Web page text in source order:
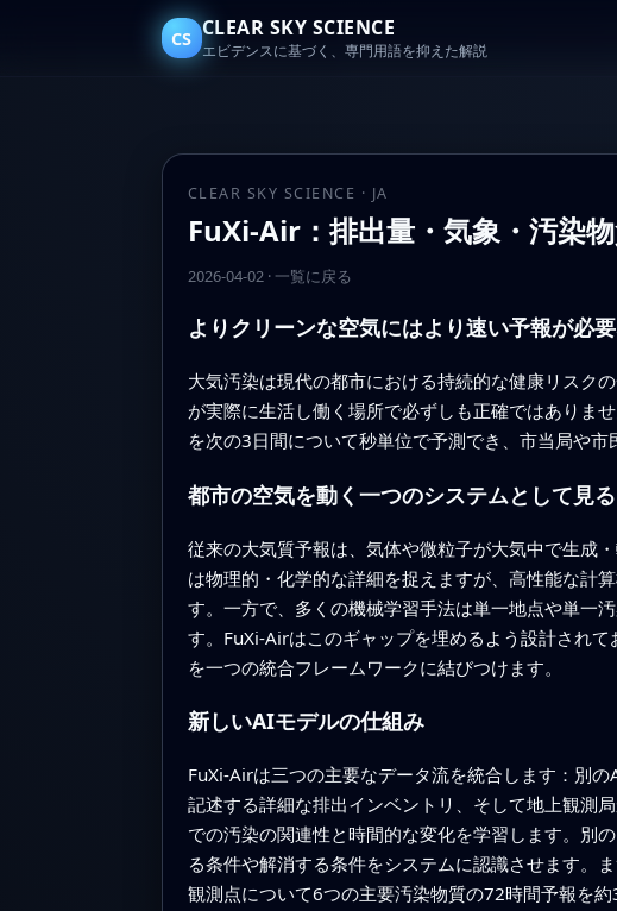
CS CLEAR SKY SCIENCE
エビデンスに基づく、専門用語を抑えた解説
CLEAR SKY SCIENCE · JA
FuXi‑Air：排出量・気象・汚染
2026-04-02· 一覧に戻る
よりクリーンな空気にはより速い予報が必
大気汚染は現代の都市における持続的な健康リスク
が実際に生活し働く場所で必ずしも正確ではありま
を次の3日間について秒単位で予測でき、市当局や
都市の空気を動く一つのシステムとして見る
従来の大気質予報は、気体や微粒子が大気中で生成
は物理的・化学的な詳細を捉えますが、高性能な計
す。一方で、多くの機械学習手法は単一地点や単一
す。FuXi‑Airはこのギャップを埋めるよう設計され
を一つの統合フレームワークに結びつけます。
新しいAIモデルの仕組み
FuXi‑Airは三つの主要なデータ流を統合します：別
記述する詳細な排出インベントリ、そして地上観測
での汚染の関連性と時間的な変化を学習します。別
る条件や解消する条件をシステムに認識させます。
観測点について6つの主要汚染物質の72時間予報を約